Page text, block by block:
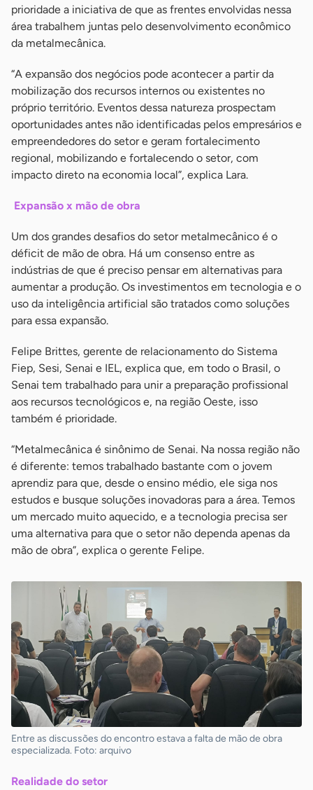
prioridade a iniciativa de que as frentes envolvidas nessa
área trabalhem juntas pelo desenvolvimento econômico
da metalmecânica.
“A expansão dos negócios pode acontecer a partir da
mobilização dos recursos internos ou existentes no
próprio território. Eventos dessa natureza prospectam
oportunidades antes não identificadas pelos empresários e
empreendedores do setor e geram fortalecimento
regional, mobilizando e fortalecendo o setor, com
impacto direto na economia local”, explica Lara.
Expansão x mão de obra
Um dos grandes desafios do setor metalmecânico é o
déficit de mão de obra. Há um consenso entre as
indústrias de que é preciso pensar em alternativas para
aumentar a produção. Os investimentos em tecnologia e o
uso da inteligência artificial são tratados como soluções
para essa expansão.
Felipe Brittes, gerente de relacionamento do Sistema
Fiep, Sesi, Senai e IEL, explica que, em todo o Brasil, o
Senai tem trabalhado para unir a preparação profissional
aos recursos tecnológicos e, na região Oeste, isso
também é prioridade.
“Metalmecânica é sinônimo de Senai. Na nossa região não
é diferente: temos trabalhado bastante com o jovem
aprendiz para que, desde o ensino médio, ele siga nos
estudos e busque soluções inovadoras para a área. Temos
um mercado muito aquecido, e a tecnologia precisa ser
uma alternativa para que o setor não dependa apenas da
mão de obra”, explica o gerente Felipe.
Entre as discussões do encontro estava a falta de mão de obra
especializada. Foto: arquivo
Realidade do setor